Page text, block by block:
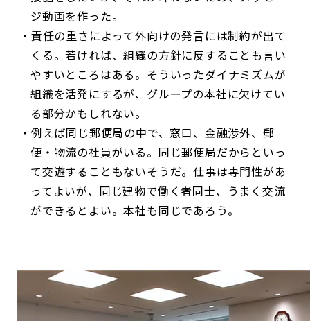
ジ動画を作った。
責任の重さによって外向けの発言には制約が出て
くる。若ければ、組織の方針に反することも言い
やすいところはある。そういったダイナミズムが
組織を活発にするが、グループの本社に欠けてい
る部分かもしれない。
例えば同じ郵便局の中で、窓口、金融渉外、郵
便・物流の社員がいる。同じ郵便局だからといっ
て交遊することもないそうだ。仕事は専門性があ
ってよいが、同じ建物で働く者同士、うまく交流
ができるとよい。本社も同じであろう。